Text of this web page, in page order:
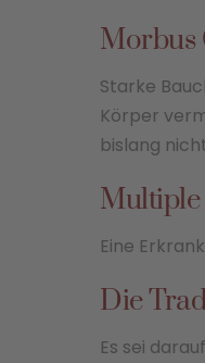
Morbus
Starke
Körper
bislang
Multiple
Eine
Die
Es sei